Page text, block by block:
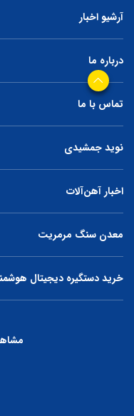
آرشیو اخبار
درباره ما
تماس با ما
نوید جمشیدی
اخبار آهن‌آلات
معدن سنگ مرمریت
خرید دستگیره دیجیتال